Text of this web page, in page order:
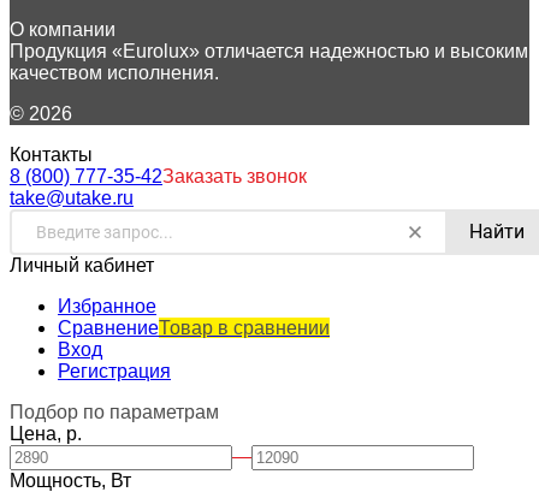
О компании
Продукция «Eurolux» отличается надежностью и высоким
качеством исполнения.
© 2026
Контакты
8 (800) 777-35-42Заказать звонок
take@utake.ru
Найти
Личный кабинет
Избранное
СравнениеТовар в сравнении
Вход
Регистрация
Подбор по параметрам
Цена, р.
—
Мощность, Вт